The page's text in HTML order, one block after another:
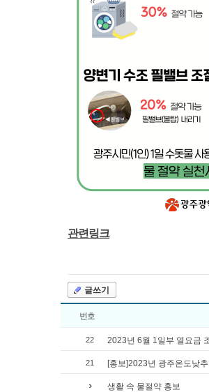
관련링크
글쓰기
번호
22 2023년 6월 1일부 열요금
21 [홍보]2023년 광주온도낮
생활 속 물절약 홍보